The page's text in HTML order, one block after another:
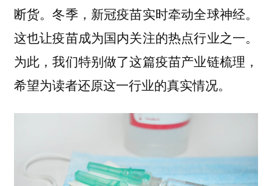
断货。冬季，新冠疫苗实时牵动全球神经。
这也让疫苗成为国内关注的热点行业之一。
为此，我们特别做了这篇疫苗产业链梳理，
希望为读者还原这一行业的真实情况。